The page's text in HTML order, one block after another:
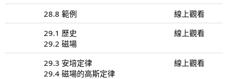
28.8 範例
線上觀看
29.1 歷史
29.2 磁場
線上觀看
29.3 安培定律
29.4 磁場的高斯定律
線上觀看